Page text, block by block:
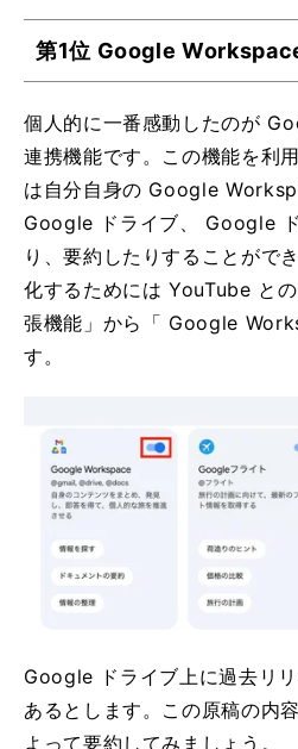
第1位 Google
個人的に一番感動したのが
連携機能です。この機能を利
は自分自身の Google
Google ドライブ、 Google
り、要約したりすることがで
化するためには YouTube と
張機能」から「 Google
す。
Google ドライブ上に過去リ
あるとします。この原稿の内
よって要約してみましょう。